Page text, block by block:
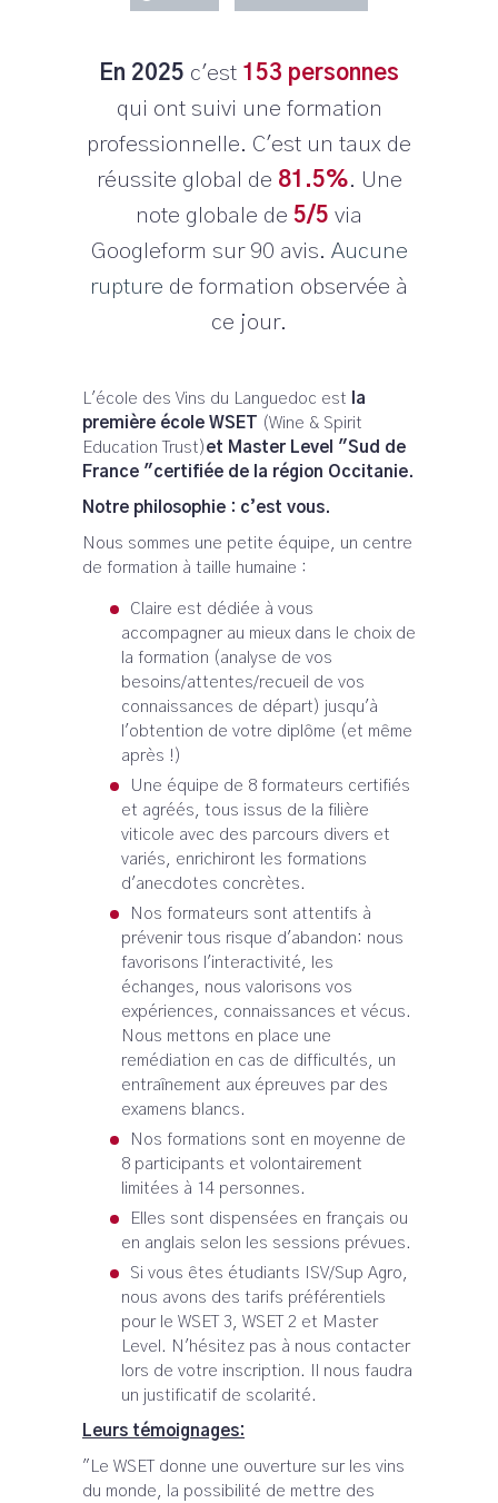
En 2025 c'est 153 personnes
qui ont suivi une formation
professionnelle. C'est un taux de
réussite global de 81.5%. Une
note globale de 5/5 via
Googleform sur 90 avis. Aucune
rupture de formation observée à
ce jour.
L'école des Vins du Languedoc est la
première école WSET
(Wine & Spirit
Education Trust) et Master Level "Sud de
France "certifiée de la région Occitanie.
Notre philosophie : c’est vous.
Nous sommes une petite équipe, un centre
de formation à taille humaine :
Claire est dédiée à vous
accompagner au mieux dans le choix de
la formation (analyse de vos
besoins/attentes/recueil de vos
connaissances de départ) jusqu'à
l'obtention de votre diplôme (et même
après !)
Une équipe de 8 formateurs certifiés
et agréés, tous issus de la filière
viticole avec des parcours divers et
variés, enrichiront les formations
d'anecdotes concrètes.
Nos formateurs sont attentifs à
prévenir tous risque d'abandon: nous
favorisons l'interactivité, les
échanges, nous valorisons vos
expériences, connaissances et vécus.
Nous mettons en place une
remédiation en cas de difficultés, un
entraînement aux épreuves par des
examens blancs.
Nos formations sont en moyenne de
8 participants et volontairement
limitées à 14 personnes.
Elles sont dispensées en français ou
en anglais selon les sessions prévues.
Si vous êtes étudiants ISV/Sup Agro,
nous avons des tarifs préférentiels
pour le WSET 3, WSET 2 et Master
Level. N'hésitez pas à nous contacter
lors de votre inscription. Il nous faudra
un justificatif de scolarité.
Leurs témoignages:
"Le WSET donne une ouverture sur les vins
du monde, la possibilité de mettre des